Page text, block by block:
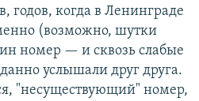
годов, когда в Ленинграде
(возможно, шутки
номер — и сквозь слабые
услышали друг друга.
"несуществующий" номер,